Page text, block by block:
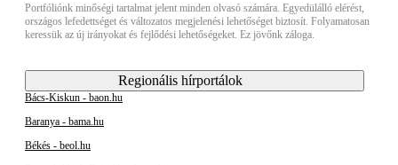
Portfóliónk minőségi tartalmat jelent minden olvasó számára. Egyedülálló elérést,
országos lefedettséget és változatos megjelenési lehetőséget biztosít. Folyamatosan
keressük az új irányokat és fejlődési lehetőségeket. Ez jövőnk záloga.
Regionális hírportálok
Bács-Kiskun - baon.hu
Baranya - bama.hu
Békés - beol.hu